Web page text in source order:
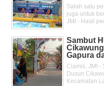
Salah satu
juga untuk
JMI - Hasil
Sambut
Gapura
Ciamis, JMI -
Dusun
Kecamatan